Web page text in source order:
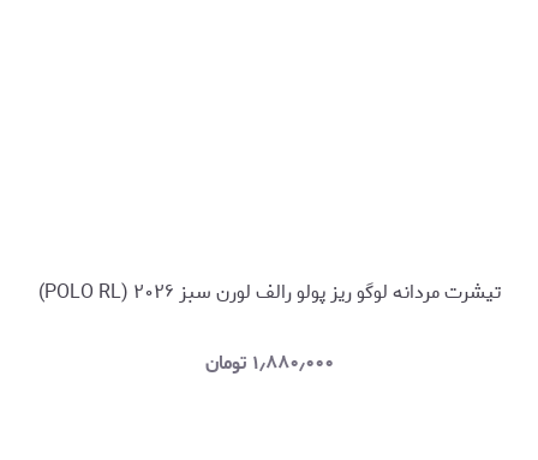
تیشرت مردانه لوگو ریز پولو رالف لورن سبز ۲۰۲۶ (POLO RL)
۱٫۸۸۰٫۰۰۰ تومان